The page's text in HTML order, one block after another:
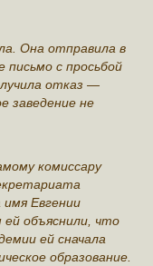
Она отправила в
с просьбой
отказ —
заведение не
комиссару
Евгении
объяснили, что
ей сначала
образование.